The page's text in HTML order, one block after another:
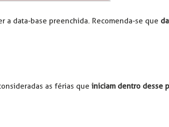
a data-base preenchida. Recomenda-se que
as férias que iniciam dentro desse